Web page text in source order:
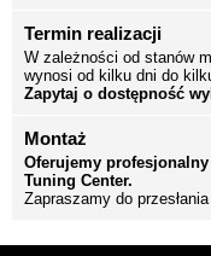
Termin realizacji
W zależności od stanów
wynosi od kilku dni do
Zapytaj o dostępność
Montaż
Oferujemy
Tuning Center.
Zapraszamy do